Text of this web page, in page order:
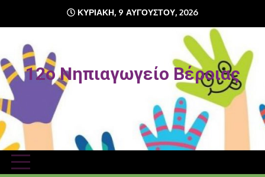
content
ΚΥΡΙΑΚΉ, 9 ΑΥΓΟΎΣΤΟΥ, 2026
12o Νηπιαγωγείο Βέροιας